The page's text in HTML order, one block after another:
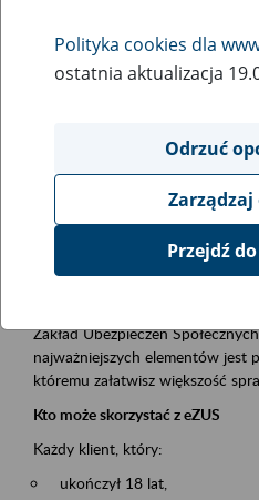
Rodzaj wydarzenia
Szkolenia
Obszar merytoryczny
obsługa klientów
Opis wydarzenia
Platforma Usług Elektronicznych
Zakład Ubezpieczeń
najważniejszych elementów jest
któremu załatwisz większość
Kto może skorzystać z eZUS
Każdy klient, który:
ukończył 18 lat,
Polityka cookies dla
ostatnia aktualizacja
Odrzuć
Przejdź